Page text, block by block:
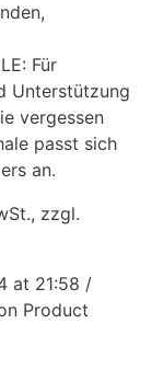
Für
Unterstützung
vergessen
passt sich
an.
zzgl.
at 21:58 /
Product